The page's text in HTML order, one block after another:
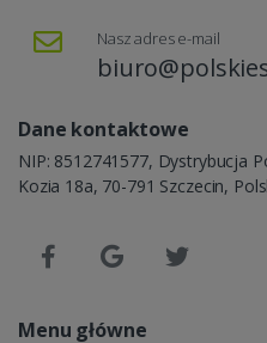
Nasz adres e-mail
Dane kontaktowe
NIP: 8512741577, Dystrybucja
Kozia 18a, 70-791 Szczecin,
Menu główne